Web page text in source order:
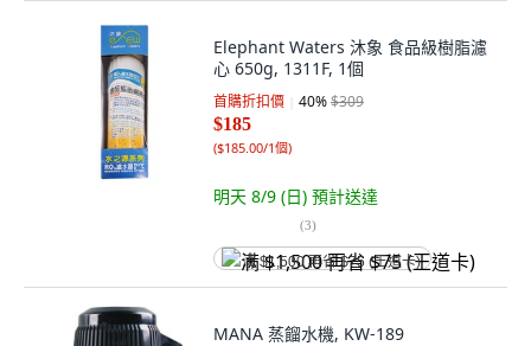
Elephant Waters 沐象 食品級樹脂濾
心 650g, 1311F, 1個
首購折扣價 40%$309
$185
($185.00/1個)
明天 8/9 (日) 預計送達
(3)
满 $1,500 再省 $75 (王道卡)
MANA 蒸餾水機, KW-189